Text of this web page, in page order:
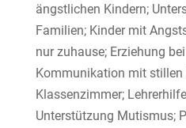
ängstlichen Kindern;
Familien; Kinder mit
nur zuhause; Erziehung
Kommunikation mit
Klassenzimmer;
Unterstützung Mutismus;